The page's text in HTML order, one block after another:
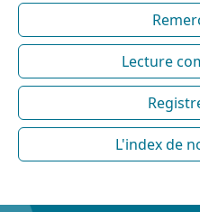
Lecture
L'index de